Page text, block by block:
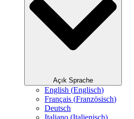
Açık Sprache
English (Englisch)
Français (Französisch)
Deutsch
Italiano (Italienisch)